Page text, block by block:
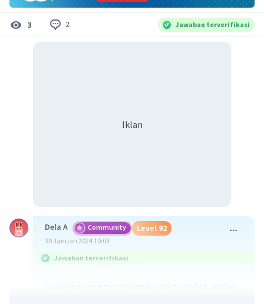
3 2 Jawaban terverifikasi
Iklan
Dela A Community Level 92
30 Januari 2024 10:03
Jawaban terverifikasi